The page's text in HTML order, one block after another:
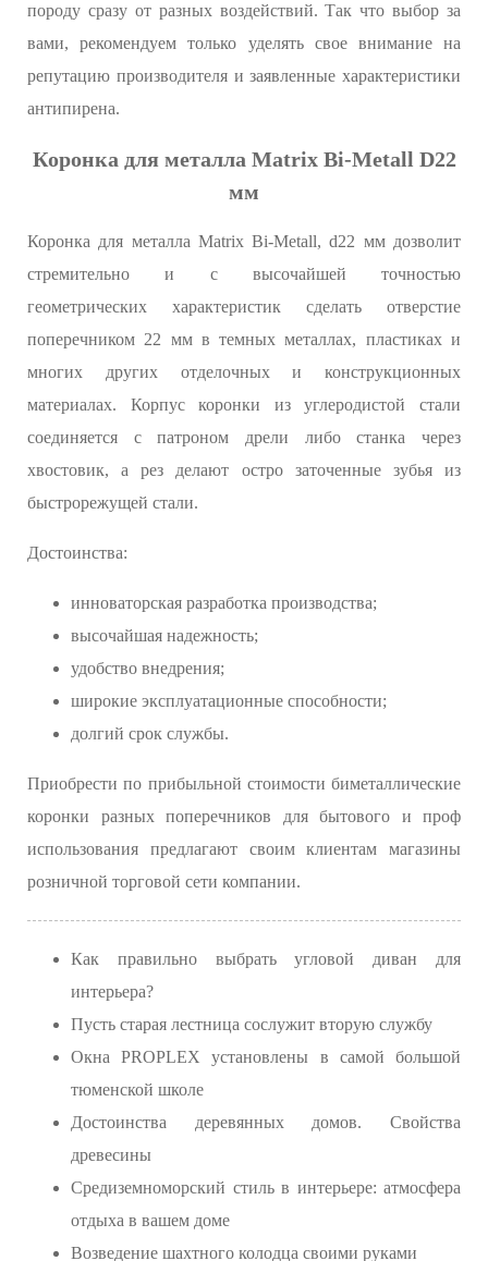
породу сразу от разных воздействий. Так что выбор за
вами, рекомендуем только уделять свое внимание на
репутацию производителя и заявленные характеристики
антипирена.
Коронка для металла Matrix Bi-Metall D22
мм
Коронка для металла Matrix Bi-Metall, d22 мм дозволит
стремительно и с высочайшей точностью
геометрических характеристик сделать отверстие
поперечником 22 мм в темных металлах, пластиках и
многих других отделочных и конструкционных
материалах. Корпус коронки из углеродистой стали
соединяется с патроном дрели либо станка через
хвостовик, а рез делают остро заточенные зубья из
быстрорежущей стали.
Достоинства:
инноваторская разработка производства;
высочайшая надежность;
удобство внедрения;
широкие эксплуатационные способности;
долгий срок службы.
Приобрести по прибыльной стоимости биметаллические
коронки разных поперечников для бытового и проф
использования предлагают своим клиентам магазины
розничной торговой сети компании.
Как правильно выбрать угловой диван для
интерьера?
Пусть старая лестница сослужит вторую службу
Окна PROPLEX установлены в самой большой
тюменской школе
Достоинства деревянных домов. Свойства
древесины
Средиземноморский стиль в интерьере: атмосфера
отдыха в вашем доме
Возведение шахтного колодца своими руками